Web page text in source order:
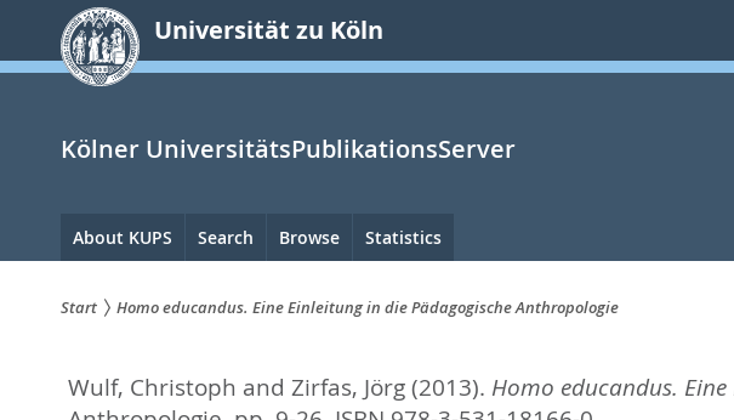
springen
Universität zu Köln
Kölner UniversitätsPublikationsServer
Hauptnavigation
About KUPS Search Browse Statistics
sind
Start Homo educandus. Eine Einleitung in die Pädagogische Anthropologie
Wulf, Christoph and Zirfas, Jörg (2013). Homo educandus.